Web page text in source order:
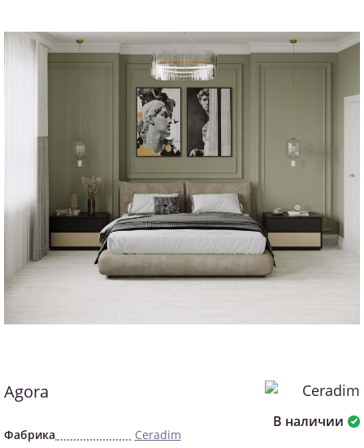
Agora
Фабрика
Ceradim
В наличии